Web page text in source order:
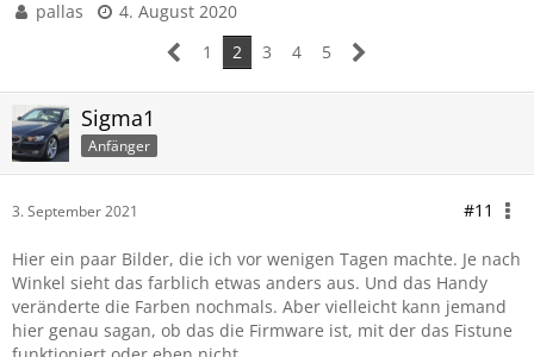
pallas
4. August 2020
1
2 3 4 5
Sigma1
Anfänger
3. September 2021 #11
Hier ein paar Bilder, die ich vor wenigen Tagen machte. Je nach
Winkel sieht das farblich etwas anders aus. Und das Handy
veränderte die Farben nochmals. Aber vielleicht kann jemand
hier genau sagan, ob das die Firmware ist, mit der das Fistune